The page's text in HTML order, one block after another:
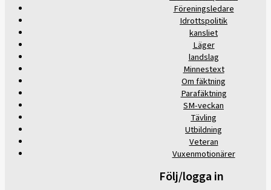
Föreningsledare
Idrottspolitik
kansliet
Läger
landslag
Minnestext
Om fäktning
Parafäktning
SM-veckan
Tävling
Utbildning
Veteran
Vuxenmotionärer
Följ/logga in